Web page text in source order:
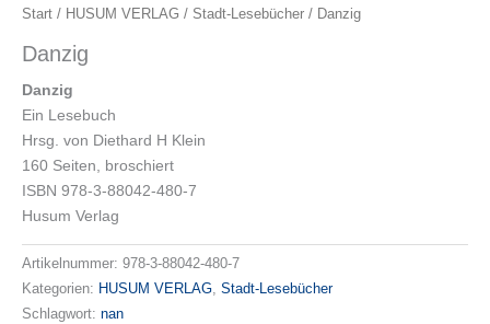
Start / HUSUM VERLAG / Stadt-Lesebücher / Danzig
Danzig
Danzig
Ein Lesebuch
Hrsg. von Diethard H Klein
160 Seiten, broschiert
ISBN 978-3-88042-480-7
Husum Verlag
Artikelnummer: 978-3-88042-480-7
Kategorien: HUSUM VERLAG, Stadt-Lesebücher
Schlagwort: nan